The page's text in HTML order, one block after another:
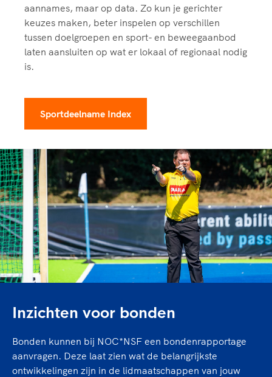
aannames, maar op data. Zo kun je gerichter
keuzes maken, beter inspelen op verschillen
tussen doelgroepen en sport- en beweegaanbod
laten aansluiten op wat er lokaal of regionaal nodig
is.
Sportdeelname Index
Inzichten voor bonden
Bonden kunnen bij NOC*NSF een bondenrapportage
aanvragen. Deze laat zien wat de belangrijkste
ontwikkelingen zijn in de lidmaatschappen van jouw